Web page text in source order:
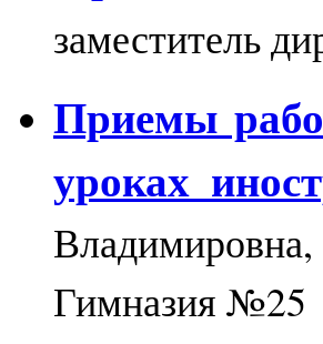
заместитель
Приемы
уроках
Гимназия №25